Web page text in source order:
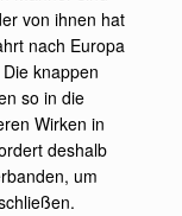
von ihnen hat
nach Europa
knappen
so in die
Wirken in
deshalb
um